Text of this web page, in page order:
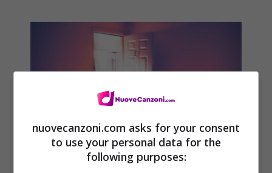
nuovecanzoni.com asks for your consent
to use your personal data for the
following purposes: